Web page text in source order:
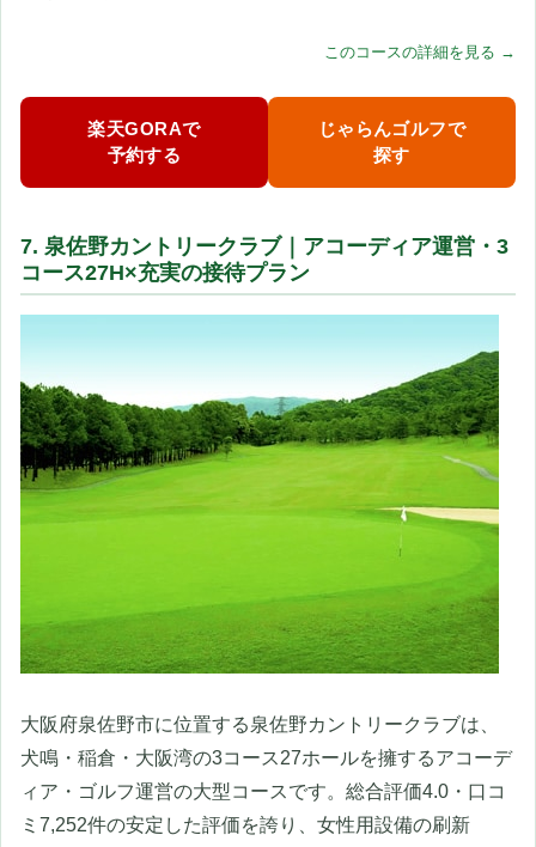
このコースの詳細を見る →
楽天GORAで
予約する
じゃらんゴルフで
探す
7. 泉佐野カントリークラブ｜アコーディア運営・3
コース27H×充実の接待プラン
大阪府泉佐野市に位置する泉佐野カントリークラブは、
犬鳴・稲倉・大阪湾の3コース27ホールを擁するアコーデ
ィア・ゴルフ運営の大型コースです。総合評価4.0・口コ
ミ7,252件の安定した評価を誇り、女性用設備の刷新